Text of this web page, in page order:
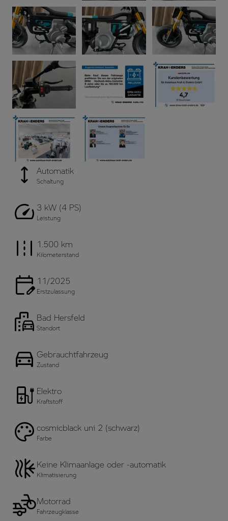
Automatik
Schaltung
3 kW (4 PS)
Leistung
1.500 km
Kilometerstand
11/2025
Erstzulassung
Bad Hersfeld
Standort
Gebrauchtfahrzeug
Zustand
Elektro
Kraftstoff
cosmicblack uni 2 (schwarz)
Farbe
Keine Klimaanlage oder -automatik
Klimatisierung
Motorrad
Fahrzeugklasse